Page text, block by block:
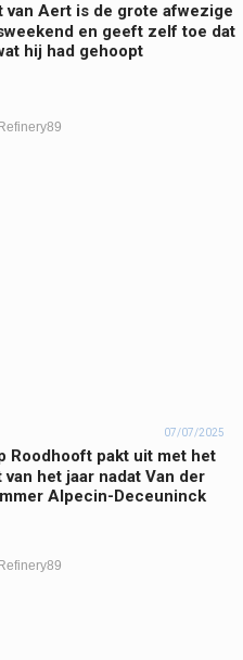
van Aert is de grote afwezige
en geeft zelf toe dat
hij had gehoopt
07/07/2025
Roodhooft pakt uit met het
het jaar nadat Van der
Alpecin-Deceuninck